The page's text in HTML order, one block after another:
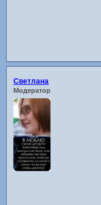
Светлана
Модератор